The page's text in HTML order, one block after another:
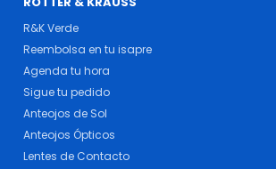
R&K Verde
Reembolsa en tu isapre
Agenda tu hora
Sigue tu pedido
Anteojos de Sol
Anteojos Ópticos
Lentes de Contacto